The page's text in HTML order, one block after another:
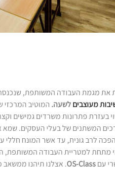
מגמת העבודה המשותפת,
מעוצבים לשעה. המוטיב
בעזרת פתרונות משרדים גמישים
המשתנים של בעלי העסקים.
לרב גונית, עד אשר המונח
מתחת למטריית העבודה המשותפת,
עם OS-Class. אצלנו תיהנו